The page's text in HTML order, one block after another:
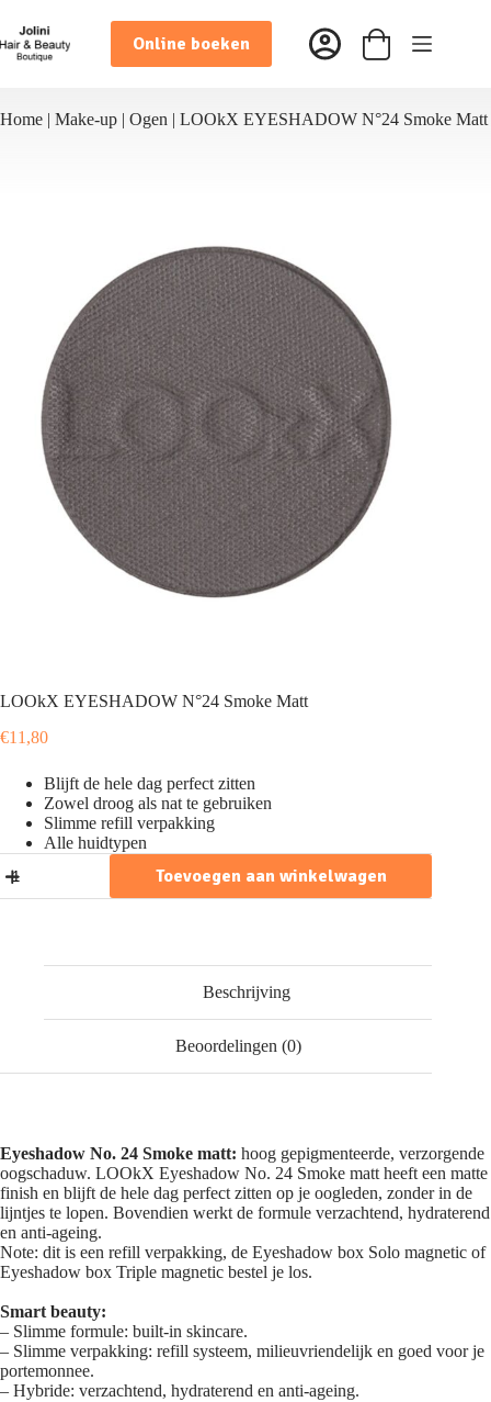
naar
de
inhoud
Online boeken Winkelwagen
Home | Make-up | Ogen | LOOkX EYESHADOW N°24 Smoke Matt
LOOkX EYESHADOW N°24 Smoke Matt
€11,80
Blijft de hele dag perfect zitten
Zowel droog als nat te gebruiken
Slimme refill verpakking
Alle huidtypen
EYESHADOW
N°24
Toevoegen aan winkelwagen
Beschrijving
Beoordelingen (0)
Eyeshadow No. 24 Smoke matt: hoog gepigmenteerde, verzorgende
oogschaduw. LOOkX Eyeshadow No. 24 Smoke matt heeft een matte
finish en blijft de hele dag perfect zitten op je oogleden, zonder in de
lijntjes te lopen. Bovendien werkt de formule verzachtend, hydraterend
en anti-ageing.
Note: dit is een refill verpakking, de Eyeshadow box Solo magnetic of
Eyeshadow box Triple magnetic bestel je los.
Smart beauty:
– Slimme formule: built-in skincare.
– Slimme verpakking: refill systeem, milieuvriendelijk en goed voor je
portemonnee.
– Hybride: verzachtend, hydraterend en anti-ageing.